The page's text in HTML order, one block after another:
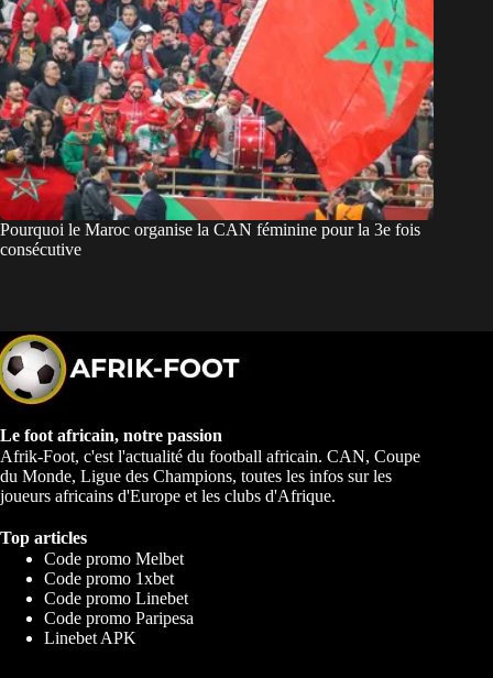
Pourquoi le Maroc organise la CAN féminine pour la 3e fois
consécutive
Le foot africain, notre passion
Afrik-Foot, c'est l'actualité du football africain. CAN, Coupe
du Monde, Ligue des Champions, toutes les infos sur les
joueurs africains d'Europe et les clubs d'Afrique.
Top articles
Code promo Melbet
Code promo 1xbet
Code promo Linebet
Code promo Paripesa
Linebet APK